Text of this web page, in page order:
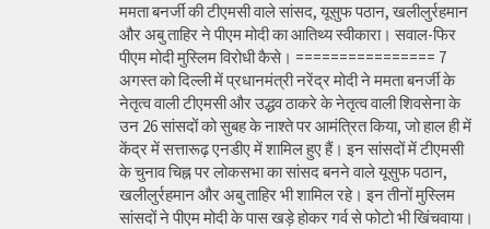
ममता बनर्जी की टीएमसी वाले सांसद, यूसुफ पठान, खलीलुर्रहमान
और अबु ताहिर ने पीएम मोदी का आतिथ्य स्वीकारा। सवाल-फिर
पीएम मोदी मुस्लिम विरोधी कैसे। ================ 7
अगस्त को दिल्ली में प्रधानमंत्री नरेंद्र मोदी ने ममता बनर्जी के
नेतृत्व वाली टीएमसी और उद्धव ठाकरे के नेतृत्व वाली शिवसेना के
उन 26 सांसदों को सुबह के नाश्ते पर आमंत्रित किया, जो हाल ही में
केंद्र में सत्तारूढ़ एनडीए में शामिल हुए हैं। इन सांसदों में टीएमसी
के चुनाव चिह्न पर लोकसभा का सांसद बनने वाले यूसुफ पठान,
खलीलुर्रहमान और अबु ताहिर भी शामिल रहे। इन तीनों मुस्लिम
सांसदों ने पीएम मोदी के पास खड़े होकर गर्व से फोटो भी खिंचवाया।